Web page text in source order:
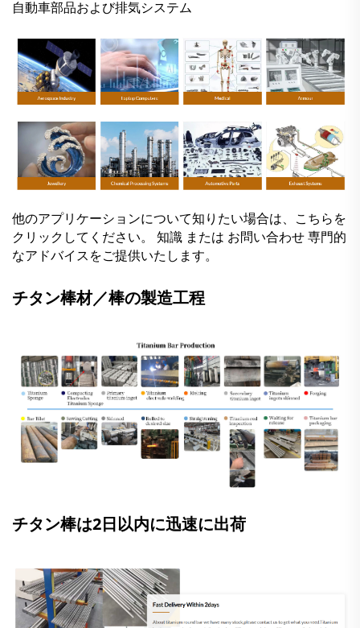
自動車部品および排気システム
他のアプリケーションについて知りたい場合は、こちらを
クリックしてください。 知識 または お問い合わせ専門的
なアドバイスをご提供いたします。
チタン棒材／棒の製造工程
チタン棒は2日以内に迅速に出荷